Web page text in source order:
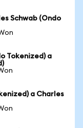
Schwab (Ondo
Tokenized) a
a Charles